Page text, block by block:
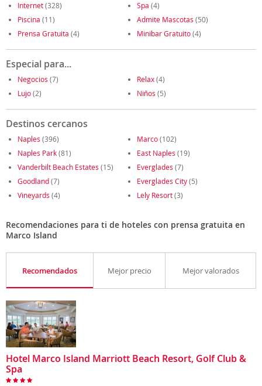
Internet(328) Spa (4)
Piscina (11) Admite Mascotas (50)
Prensa Gratuita (4) Minibar Gratuito(4)
Especial para...
Negocios (7) Relax(4)
Lujo(2) Niños (5)
Destinos cercanos
Naples (396) Marco(102)
Naples Park(81) East Naples (19)
Vanderbilt Beach Estates (15) Everglades (7)
Goodland(7) Everglades City(5)
Vineyards (4) Lely Resort(3)
Recomendaciones para ti de hoteles con prensa gratuita en
Marco Island
Recomendados Mejor precio Mejor valorados
Hotel Marco Island Marriott Beach Resort, Golf Club &
Spa